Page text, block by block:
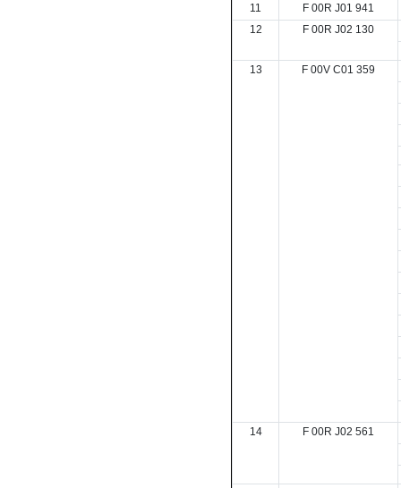
11
F 00R J01 941
12
F 00R J02 130
13 F 00V C01 359
14 F 00R J02 561